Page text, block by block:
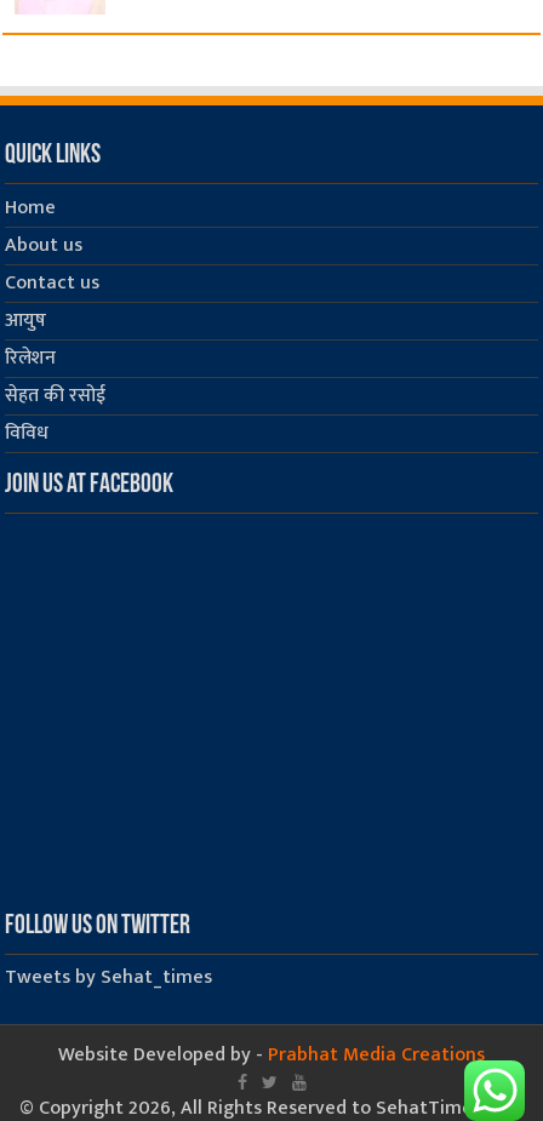
Quick Links
Home
About us
Contact us
आयुष
रिलेशन
सेहत की रसोई
विविध
Join us at Facebook
Follow us on Twitter
Tweets by Sehat_times
Website Developed by - Prabhat Media Creations
© Copyright 2026, All Rights Reserved to SehatTimes.Com